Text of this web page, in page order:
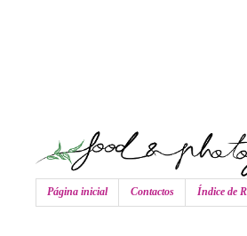
Página inicial Contactos Índice de